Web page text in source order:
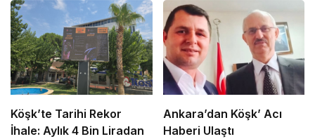
Köşk’te Tarihi Rekor
İhale: Aylık 4 Bin Liradan
Ankara’dan Köşk’ Acı
Haberi Ulaştı